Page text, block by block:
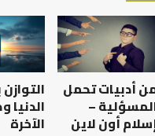
أدبيات تحمل
–
أون لاين
الدنيا
الآخرة